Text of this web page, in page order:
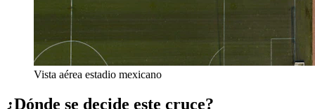
Vista aérea estadio mexicano
¿Dónde se decide este cruce?